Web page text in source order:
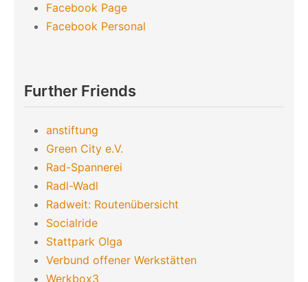
Facebook Page
Facebook Personal
Further Friends
anstiftung
Green City e.V.
Rad-Spannerei
Radl-Wadl
Radweit: Routenübersicht
Socialride
Stattpark Olga
Verbund offener Werkstätten
Werkbox3